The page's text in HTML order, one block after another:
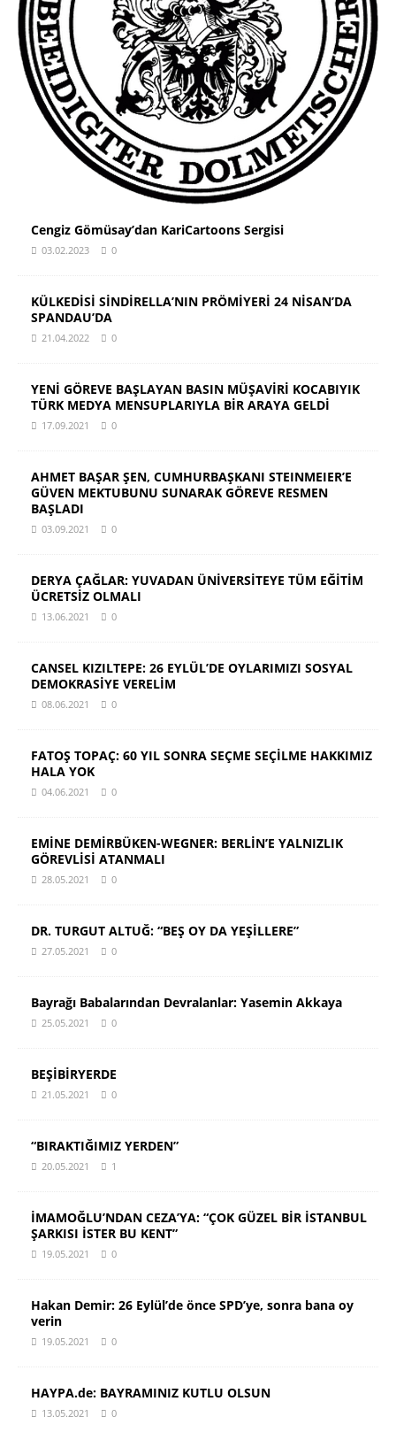
Cengiz Gömüsay’dan KariCartoons Sergisi
03.02.2023 0
KÜLKEDİSİ SİNDİRELLA’NIN PRÖMİYERİ 24 NİSAN’DA
SPANDAU’DA
21.04.2022 0
YENİ GÖREVE BAŞLAYAN BASIN MÜŞAVİRİ KOCABIYIK
TÜRK MEDYA MENSUPLARIYLA BİR ARAYA GELDİ
17.09.2021 0
AHMET BAŞAR ŞEN, CUMHURBAŞKANI STEINMEIER’E
GÜVEN MEKTUBUNU SUNARAK GÖREVE RESMEN
BAŞLADI
03.09.2021 0
DERYA ÇAĞLAR: YUVADAN ÜNİVERSİTEYE TÜM EĞİTİM
ÜCRETSİZ OLMALI
13.06.2021 0
CANSEL KIZILTEPE: 26 EYLÜL’DE OYLARIMIZI SOSYAL
DEMOKRASİYE VERELİM
08.06.2021 0
FATOŞ TOPAÇ: 60 YIL SONRA SEÇME SEÇİLME HAKKIMIZ
HALA YOK
04.06.2021 0
EMİNE DEMİRBÜKEN-WEGNER: BERLİN’E YALNIZLIK
GÖREVLİSİ ATANMALI
28.05.2021 0
DR. TURGUT ALTUĞ: “BEŞ OY DA YEŞİLLERE”
27.05.2021 0
Bayrağı Babalarından Devralanlar: Yasemin Akkaya
25.05.2021 0
BEŞİBİRYERDE
21.05.2021 0
“BIRAKTIĞIMIZ YERDEN”
20.05.2021 1
İMAMOĞLU’NDAN CEZA’YA: “ÇOK GÜZEL BİR İSTANBUL
ŞARKISI İSTER BU KENT”
19.05.2021 0
Hakan Demir: 26 Eylül’de önce SPD’ye, sonra bana oy
verin
19.05.2021 0
HAYPA.de: BAYRAMINIZ KUTLU OLSUN
13.05.2021 0